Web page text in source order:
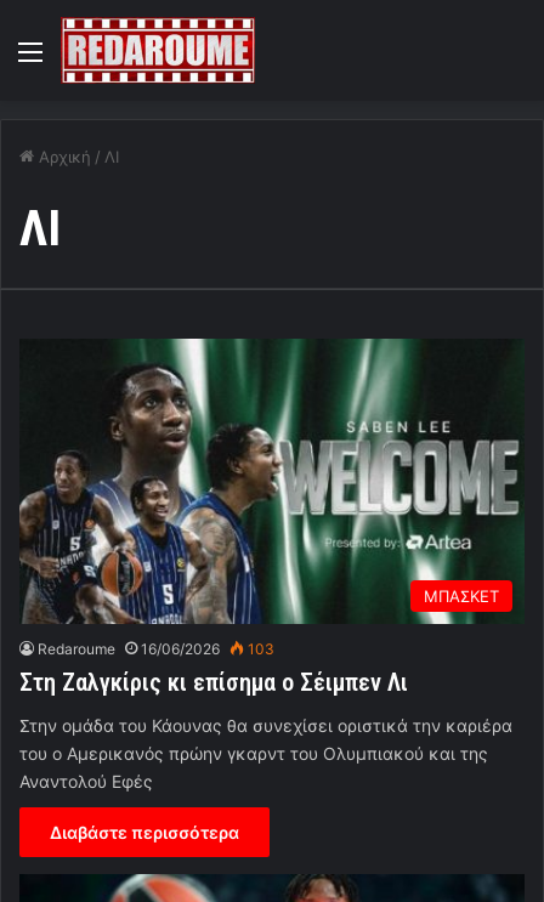
Menu
Αρχική / ΛΙ
ΛΙ
ΜΠΑΣΚΕΤ
Redaroume 16/06/2026 103
Στη Ζαλγκίρις κι επίσημα ο Σέιμπεν Λι
Στην ομάδα του Κάουνας θα συνεχίσει οριστικά την καριέρα
του ο Αμερικανός πρώην γκαρντ του Ολυμπιακού και της
Αναντολού Εφές
Διαβάστε περισσότερα